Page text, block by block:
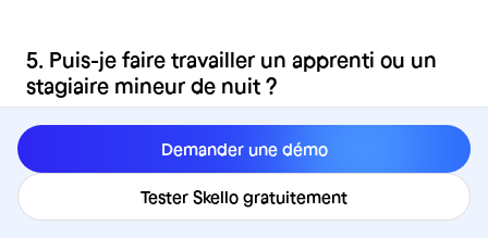
5. Puis-je faire travailler un apprenti ou un
stagiaire mineur de nuit ?
Le travail de nuit des mineurs (moins de 18 ans) est
strictement interdit entre 22h et 6h. Vous pouvez
toutefois obtenir une dérogation de l'inspection du
travail pour les faire travailler jusqu'à 23h30 maximum
Demander une démo
Tester Skello gratuitement